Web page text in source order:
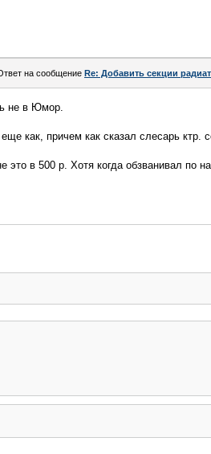
на сообщение Re: Добавить секции
не в Юмор.
как, причем как сказал слесарь
это в 500 р. Хотя когда обзванивал по